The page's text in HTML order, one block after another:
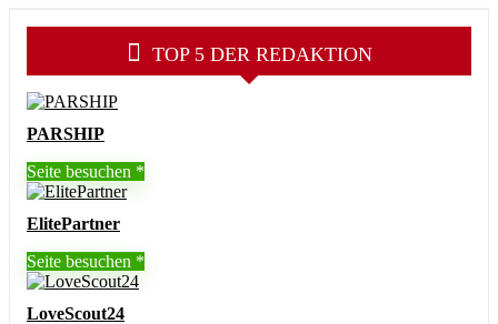
TOP 5 DER REDAKTION
PARSHIP
Seite besuchen
ElitePartner
Seite besuchen
LoveScout24